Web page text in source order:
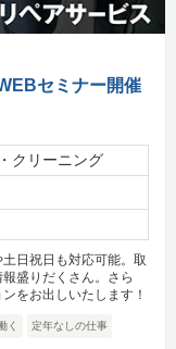
セミナー開催
クリーニング
日祝日も対応可能。取
盛りだくさん。さら
をお出しいたします！
く 定年なしの仕事